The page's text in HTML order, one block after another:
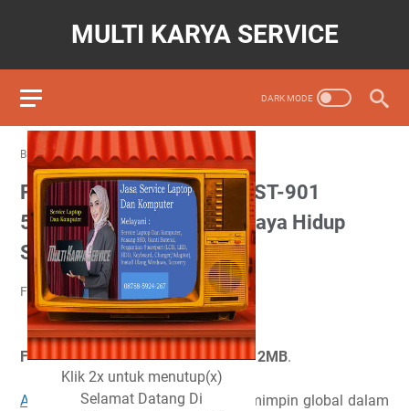
MULTI KARYA SERVICE
BERANDA /INFORMASI DAN TEKNOLOGI
Fitur Flashdisk STEdigital ST-901
512MB, Flashdisk Untuk Gaya Hidup
Sporti
Februari 26, 2022 Posting Komentar
Fitur Flashdisk STEdigital ST-901 512MB.
A-DATA TECHNOLOGY CO. LTD
., pemimpin global dalam
Klik 2x untuk menutup(x)
Selamat Datang Di